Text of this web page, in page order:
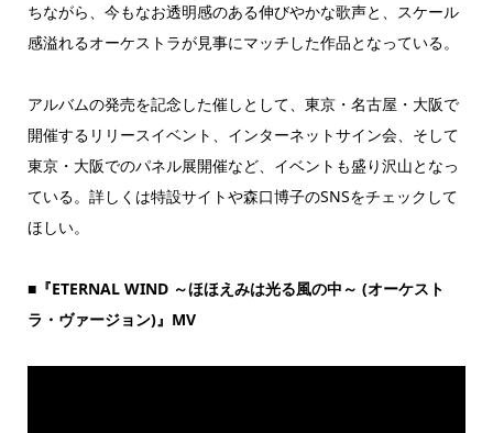
ちながら、今もなお透明感のある伸びやかな歌声と、スケール
感溢れるオーケストラが見事にマッチした作品となっている。
アルバムの発売を記念した催しとして、東京・名古屋・大阪で
開催するリリースイベント、インターネットサイン会、そして
東京・大阪でのパネル展開催など、イベントも盛り沢山となっ
ている。詳しくは特設サイトや森口博子のSNSをチェックして
ほしい。
■『ETERNAL WIND ～ほほえみは光る風の中～ (オーケスト
ラ・ヴァージョン)』MV